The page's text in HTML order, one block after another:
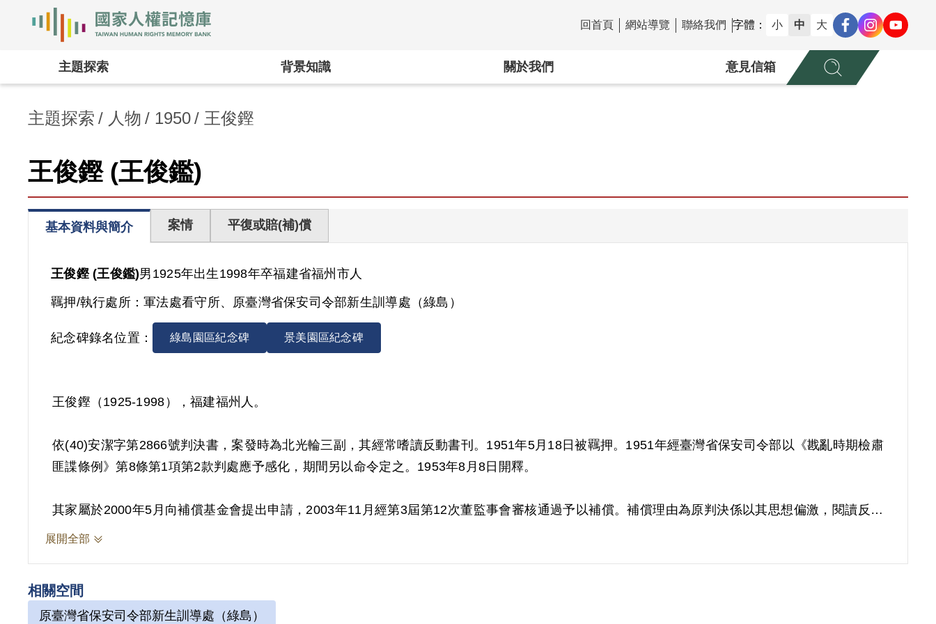
:::
回首頁 網站導覽 聯絡我們 字體： 小 中 大
主題探索 背景知識 關於我們 意見信箱
主題探索 人物 1950 王俊鏗
王俊鏗 (王俊鑑)
基本資料與簡介 案情 平復或賠(補)償
王俊鏗 (王俊鑑)男 1925年出生 1998年卒福建省福州市人
羈押/執行處所：軍法處看守所、原臺灣省保安司令部新生訓導處（綠島）
紀念碑錄名位置： 綠島園區紀念碑 景美園區紀念碑
王俊鏗（1925-1998），福建福州人。
依(40)安潔字第2866號判決書，案發時為北光輪三副，其經常嗜讀反動書刊。1951年5月18日被羈押。1951年經臺灣省保安司令部以《戡亂時期檢肅
匪諜條例》第8條第1項第2款判處應予感化，期間另以命令定之。1953年8月8日開釋。
其家屬於2000年5月向補償基金會提出申請，2003年11月經第3屆第12次董監事會審核通過予以補償。補償理由為原判決係以其思想偏激，閱讀反動
書刊，而予交付感化，屬思想層次問題，故認本案非有實據。
展開全部
相關空間
原臺灣省保安司令部新生訓導處（綠島）